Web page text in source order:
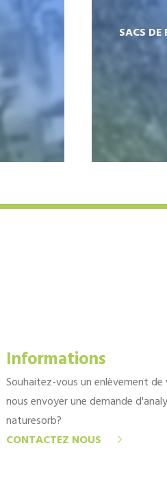
SACS DE
Informations
Souhaitez-vous un enlèvement
nous envoyer une demande
naturesorb?
CONTACTEZ NOUS